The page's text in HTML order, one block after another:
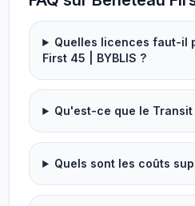
Quelles licences faut-il
First 45 | BYBLIS ?
Qu'est-ce que le Transit
Quels sont les coûts